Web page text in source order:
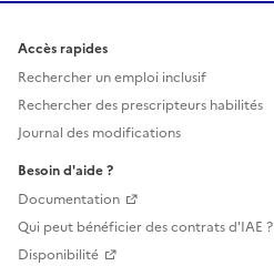
Accès rapides
Rechercher un emploi inclusif
Rechercher des prescripteurs habilités
Journal des modifications
Besoin d'aide ?
Documentation
Qui peut bénéficier des contrats d'IAE ?
Disponibilité